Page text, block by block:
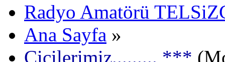
Radyo Amatörü
Ana Sayfa »
Cicilerimiz......... ***